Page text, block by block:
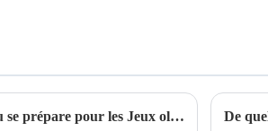
La ville du commerce international de Yiwu se prépare pour les Jeux olympiques de Paris 2024